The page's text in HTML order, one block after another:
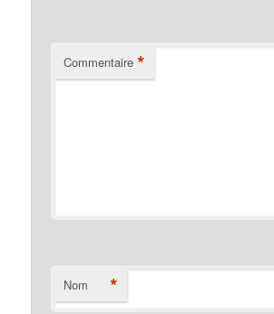
Commentaire *
Nom *